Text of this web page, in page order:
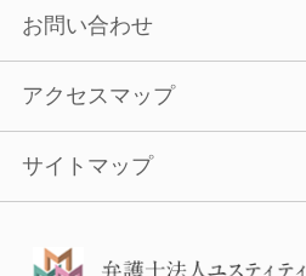
お問い合わせ
アクセスマップ
サイトマップ